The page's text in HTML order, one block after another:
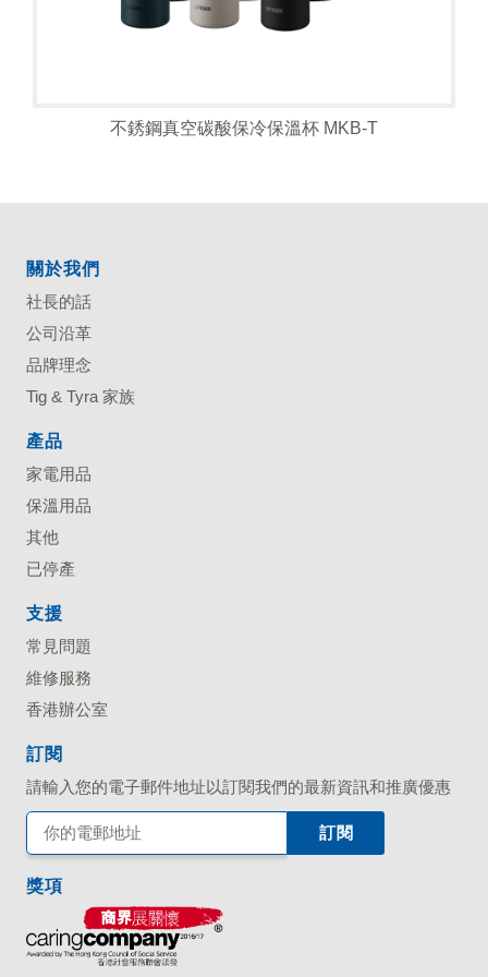
不銹鋼真空碳酸保冷保溫杯 MKB-T
關於我們
社長的話
公司沿革
品牌理念
Tig & Tyra 家族
產品
家電用品
保溫用品
其他
已停產
支援
常見問題
維修服務
香港辦公室
訂閱
請輸入您的電子郵件地址以訂閱我們的最新資訊和推廣優惠
獎項